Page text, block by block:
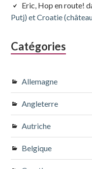
Eric, Hop en route!
Putj) et Croatie
Catégories
Allemagne
Angleterre
Autriche
Belgique